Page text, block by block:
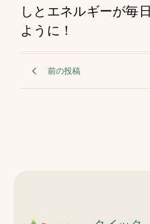
しとエネルギーが毎
ように！
前の投稿